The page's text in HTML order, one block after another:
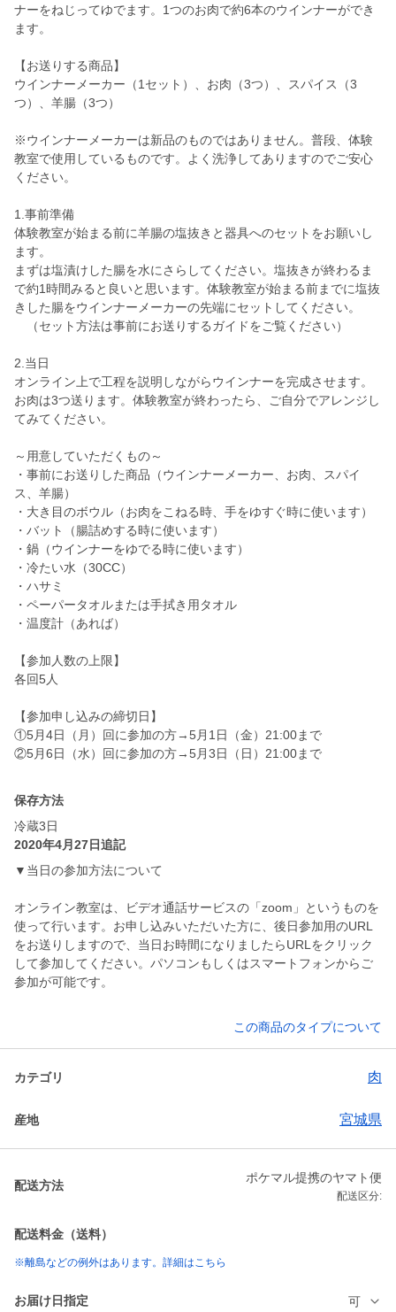
ナーをねじってゆでます。1つのお肉で約6本のウインナーができ
ます。
【お送りする商品】
ウインナーメーカー（1セット）、お肉（3つ）、スパイス（3
つ）、羊腸（3つ）
※ウインナーメーカーは新品のものではありません。普段、体験
教室で使用しているものです。よく洗浄してありますのでご安心
ください。
1.事前準備
体験教室が始まる前に羊腸の塩抜きと器具へのセットをお願いし
ます。
まずは塩漬けした腸を水にさらしてください。塩抜きが終わるま
で約1時間みると良いと思います。体験教室が始まる前までに塩抜
きした腸をウインナーメーカーの先端にセットしてください。
（セット方法は事前にお送りするガイドをご覧ください）
2.当日
オンライン上で工程を説明しながらウインナーを完成させます。
お肉は3つ送ります。体験教室が終わったら、ご自分でアレンジし
てみてください。
～用意していただくもの～
・事前にお送りした商品（ウインナーメーカー、お肉、スパイ
ス、羊腸）
・大き目のボウル（お肉をこねる時、手をゆすぐ時に使います）
・バット（腸詰めする時に使います）
・鍋（ウインナーをゆでる時に使います）
・冷たい水（30CC）
・ハサミ
・ペーパータオルまたは手拭き用タオル
・温度計（あれば）
【参加人数の上限】
各回5人
【参加申し込みの締切日】
①5月4日（月）回に参加の方→5月1日（金）21:00まで
②5月6日（水）回に参加の方→5月3日（日）21:00まで
保存方法
冷蔵3日
2020年4月27日追記
▼当日の参加方法について
オンライン教室は、ビデオ通話サービスの「zoom」というものを
使って行います。お申し込みいただいた方に、後日参加用のURL
をお送りしますので、当日お時間になりましたらURLをクリック
して参加してください。パソコンもしくはスマートフォンからご
参加が可能です。
この商品のタイプについて
カテゴリ 肉
産地 宮城県
配送方法
ポケマル提携のヤマト便
配送区分:
配送料金（送料）
※離島などの例外はあります。詳細はこちら
お届け日指定 可